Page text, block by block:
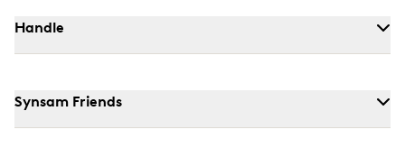
Handle
Synsam Friends